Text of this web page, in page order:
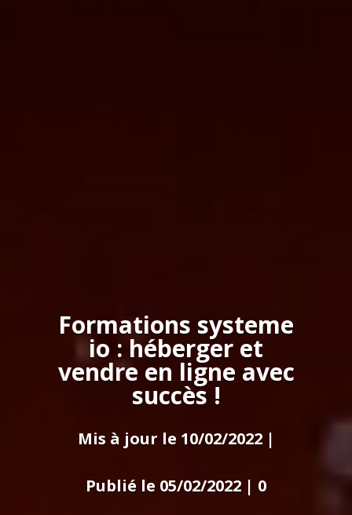
Formations systeme
io : héberger et
vendre en ligne avec
succès !
Mis à jour le 10/02/2022 |
Publié le 05/02/2022 | 0